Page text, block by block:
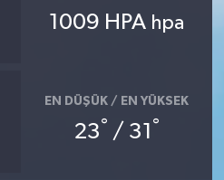
1009 HPA hpa
EN DÜŞÜK / EN YÜKSEK
23° / 31 °